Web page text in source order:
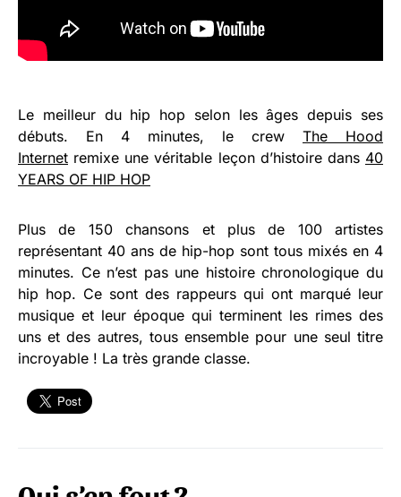
Le meilleur du hip hop selon les âges depuis ses
débuts. En 4 minutes, le crew The Hood
Internet remixe une véritable leçon d’histoire dans 40
YEARS OF HIP HOP
Plus de 150 chansons et plus de 100 artistes
représentant 40 ans de hip-hop sont tous mixés en 4
minutes. Ce n’est pas une histoire chronologique du
hip hop. Ce sont des rappeurs qui ont marqué leur
musique et leur époque qui terminent les rimes des
uns et des autres, tous ensemble pour une seul titre
incroyable ! La très grande classe.